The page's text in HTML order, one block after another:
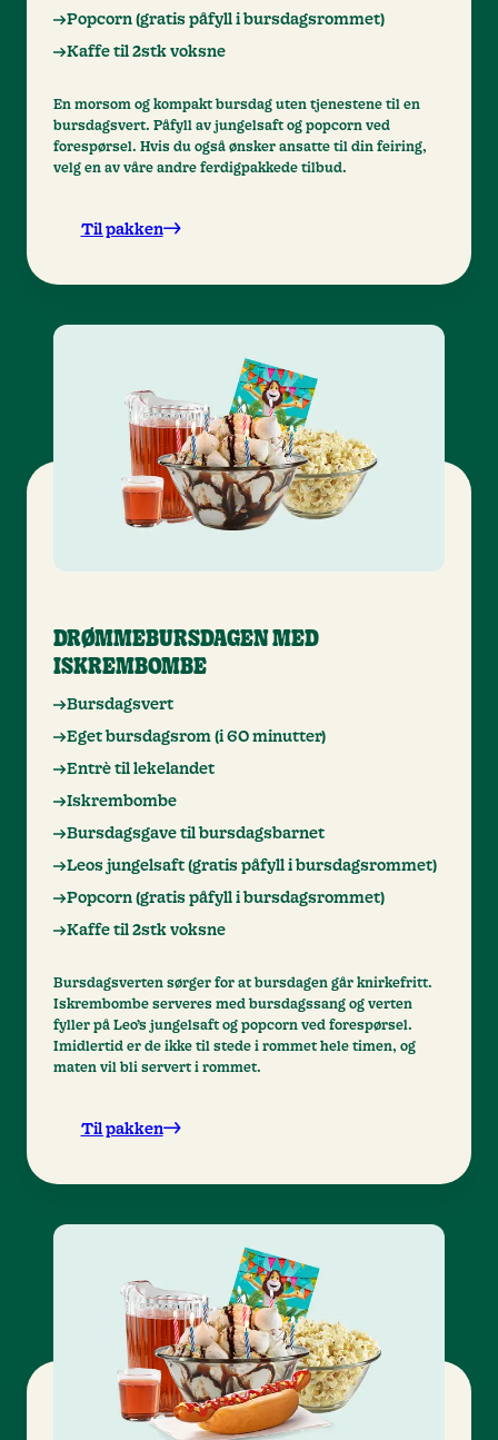
Popcorn (gratis påfyll i bursdagsrommet)
Kaffe til 2stk voksne
En morsom og kompakt bursdag uten tjenestene til en
bursdagsvert. Påfyll av jungelsaft og popcorn ved
forespørsel. Hvis du også ønsker ansatte til din feiring,
velg en av våre andre ferdigpakkede tilbud.
Til pakken
DRØMMEBURSDAGEN MED
ISKREMBOMBE
Bursdagsvert
Eget bursdagsrom (i 60 minutter)
Entrè til lekelandet
Iskrembombe
Bursdagsgave til bursdagsbarnet
Leos jungelsaft (gratis påfyll i bursdagsrommet)
Popcorn (gratis påfyll i bursdagsrommet)
Kaffe til 2stk voksne
Bursdagsverten sørger for at bursdagen går knirkefritt.
Iskrembombe serveres med bursdagssang og verten
fyller på Leo’s jungelsaft og popcorn ved forespørsel.
Imidlertid er de ikke til stede i rommet hele timen, og
maten vil bli servert i rommet.
Til pakken